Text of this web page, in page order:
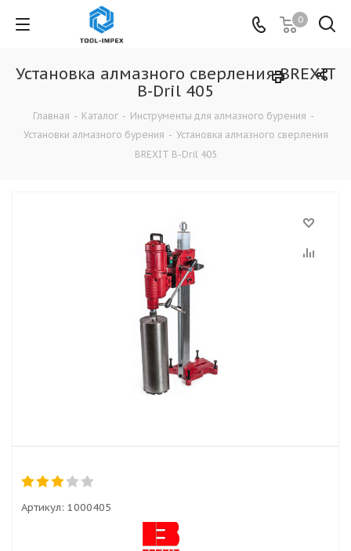
0
Установка алмазного сверления BREXIT
B-Dril 405
Главная - Каталог - Инструменты для алмазного бурения -
Установки алмазного бурения - Установка алмазного сверления
BREXIT B-Dril 405
Артикул: 1000405